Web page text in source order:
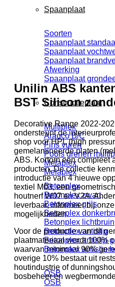
Spaanplaat
Soorten
Spaanplaat
Spaanplaat
Spaanplaat
Afwerking
Spaanplaat
Constructieplaat
Multiplex
Arauco B/C
Fins vuren
Pools grenen
Melaplex
Melaplex
Betonplex
Betonplex zwart
Betonplex grijs
Betonplex
Betonplex lichtbruin
Betonplex antislip
Betonplex antislip
Betonplex antislip
OSB
OSB
Unilin ABS
BST Silicon
Decorative Range 2022-
ondersteunt de
shop voor HPL (high
gemelamineerde platen
ABS. Kortom een compleet
producten. De collectie
introductie van 4 nieuwe
textiel M03, een
houtnerf W07 en V2A.
leverbaar, informeer bij
mogelijkheden.
Voor de productie van dit
plaatmateriaal wordt 100%
waarvan minimaal 90%
overige 10% bestaat uit
houtindustrie of
bosbeheer en